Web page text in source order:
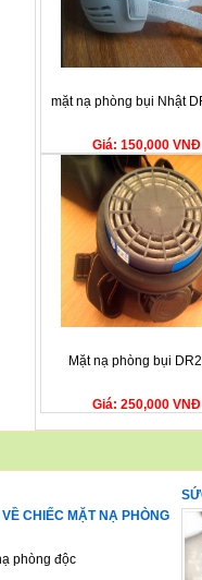
mặt nạ phòng bụi Nhật
Giá: 150,000 VNĐ
Mặt nạ phòng bụi
Giá: 250,000 VNĐ
CHIẾC MẶT NẠ PHÒNG
phòng độc